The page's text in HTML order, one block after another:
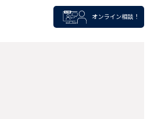
オンライン相談！